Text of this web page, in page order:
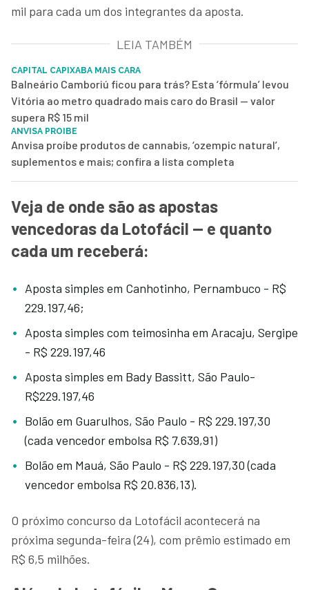
mil para cada um dos integrantes da aposta.
LEIA TAMBÉM
CAPITAL CAPIXABA MAIS CARA
Balneário Camboriú ficou para trás? Esta ‘fórmula’ levou
Vitória ao metro quadrado mais caro do Brasil — valor
supera R$ 15 mil
ANVISA PROIBE
Anvisa proíbe produtos de cannabis, ‘ozempic natural’,
suplementos e mais; confira a lista completa
Veja de onde são as apostas
vencedoras da Lotofácil — e quanto
cada um receberá:
Aposta simples em Canhotinho, Pernambuco - R$
229.197,46;
Aposta simples com teimosinha em Aracaju, Sergipe
- R$ 229.197,46
Aposta simples em Bady Bassitt, São Paulo-
R$229.197,46
Bolão em Guarulhos, São Paulo - R$ 229.197,30
(cada vencedor embolsa R$ 7.639,91)
Bolão em Mauá, São Paulo - R$ 229.197,30 (cada
vencedor embolsa R$ 20.836,13).
O próximo concurso da Lotofácil acontecerá na
próxima segunda-feira (24), com prêmio estimado em
R$ 6,5 milhões.